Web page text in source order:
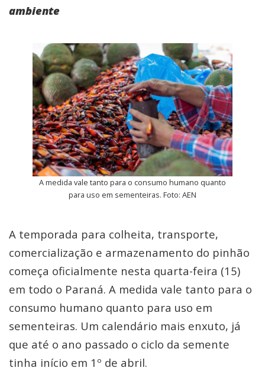
ambiente
A medida vale tanto para o consumo humano quanto
para uso em sementeiras. Foto: AEN
A temporada para colheita, transporte,
comercialização e armazenamento do pinhão
começa oficialmente nesta quarta-feira (15)
em todo o Paraná. A medida vale tanto para o
consumo humano quanto para uso em
sementeiras. Um calendário mais enxuto, já
que até o ano passado o ciclo da semente
tinha início em 1º de abril.